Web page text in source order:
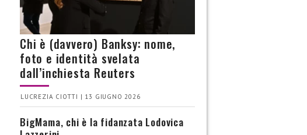
Chi è (davvero) Banksy: nome,
foto e identità svelata
dall’inchiesta Reuters
LUCREZIA CIOTTI | 13 GIUGNO 2026
BigMama, chi è la fidanzata Lodovica